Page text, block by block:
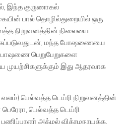
இந்த குருணாகல்
பால் தொழில்துறையில் ஒரு
நிறுவனத்தின் நிலையை
மந்த போஷணையை
பெறுபேறுகளை
முயற்சிகளுக்கும் இது ஆதரவாக
வலம்) பெல்வத்த டெய்ரி நிறுவனத்தின்
பெல்வத்த டெய்ரி
அக்மல் விக்ரமநாயக்க,